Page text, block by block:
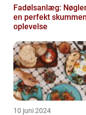
Fadølsanlæg:
en perfekt
oplevelse
10 juni 2024